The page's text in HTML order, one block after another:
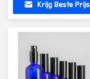
Krijg Beste Prijs